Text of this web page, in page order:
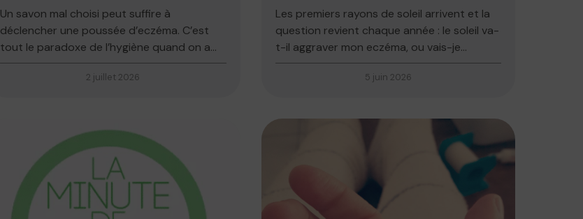
Un savon mal choisi peut suffire à
déclencher une poussée d’eczéma. C’est
tout le paradoxe de l’hygiène quand on a...
2 juillet 2026
Les premiers rayons de soleil arrivent et la
question revient chaque année : le soleil va-
t-il aggraver mon eczéma, ou vais-je...
5 juin 2026